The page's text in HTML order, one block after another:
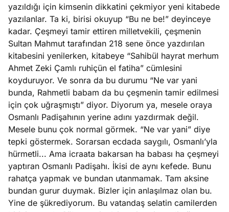
yazıldığı için kimsenin dikkatini çekmiyor yeni kitabede
yazılanlar. Ta ki, birisi okuyup “Bu ne be!” deyinceye
kadar. Çeşmeyi tamir ettiren milletvekili, çeşmenin
Sultan Mahmut tarafından 218 sene önce yazdırılan
kitabesini yenilerken, kitabeye “Sahibül hayrat merhum
Ahmet Zeki Çamlı ruhiçün el fatiha” cümlesini
koyduruyor. Ve sonra da bu durumu “Ne var yani
bunda, Rahmetli babam da bu çeşmenin tamir edilmesi
için çok uğraşmıştı” diyor. Diyorum ya, mesele oraya
Osmanlı Padişahının yerine adını yazdırmak değil.
Mesele bunu çok normal görmek. “Ne var yani” diye
tepki göstermek. Sorarsan ecdada saygılı, Osmanlı’yla
hürmetli... Ama icraata bakarsan ha babası ha çeşmeyi
yaptıran Osmanlı Padişahı. İkisi de aynı kefede. Bunu
rahatça yapmak ve bundan utanmamak. Tam aksine
bundan gurur duymak. Bizler için anlaşılmaz olan bu.
Yine de şükrediyorum. Bu vatandaş selatin camilerden